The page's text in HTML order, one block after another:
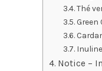
Thé
Green
Inuline
Notice –